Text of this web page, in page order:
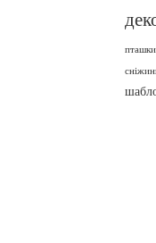
пташки